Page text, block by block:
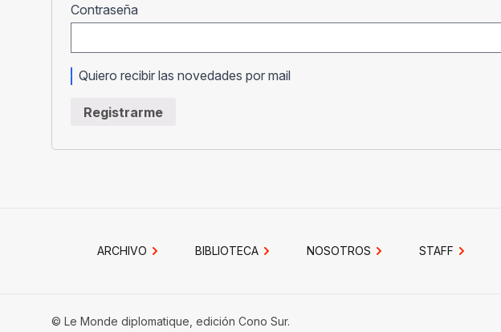
Contraseña
Quiero recibir las novedades por mail
Registrarme
ARCHIVO BIBLIOTECA NOSOTROS STAFF
© Le Monde diplomatique, edición Cono Sur.